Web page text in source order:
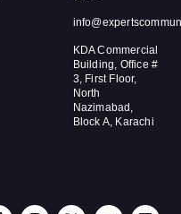
KDA Commercial
Building, Office #
3, First Floor,
North
Nazimabad,
Block A, Karachi